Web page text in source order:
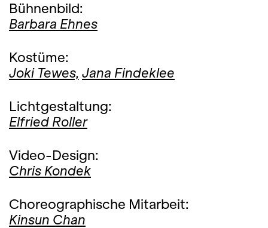
Bühnenbild:
Barbara Ehnes
Kostüme:
Joki Tewes, Jana Findeklee
Lichtgestaltung:
Elfried Roller
Video-Design:
Chris Kondek
Choreographische Mitarbeit:
Kinsun Chan